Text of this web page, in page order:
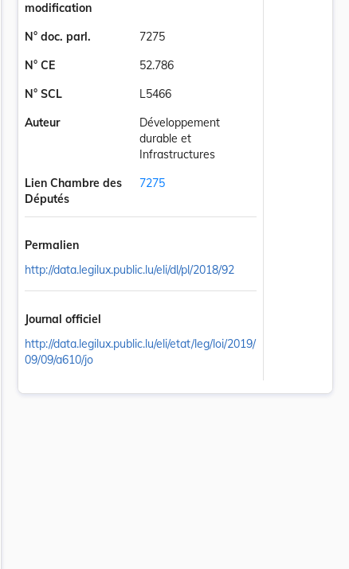
février 1955 concernant la réglementation de la circulation sur
modification
N° doc. parl.
7275
N° CE
52.786
N° SCL
L5466
Auteur
Développement
durable et
Infrastructures
Lien Chambre des
Députés
7275
Permalien
http://data.legilux.public.lu/eli/dl/pl/2018/92
Journal officiel
http://data.legilux.public.lu/eli/etat/leg/loi/2019/
09/09/a610/jo